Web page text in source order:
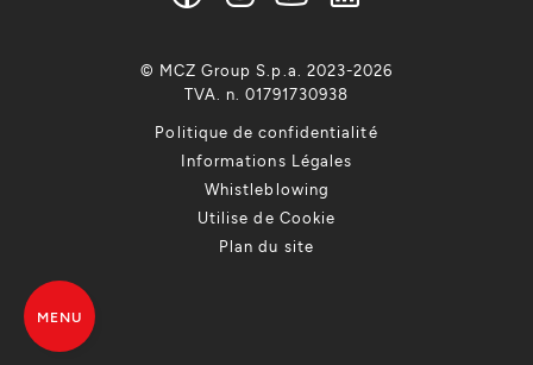
Politique de confidentialité
Informations Légales
Whistleblowing
Utilise de Cookie
Plan du site
© MCZ Group S.p.a. 2023-2026
TVA. n. 01791730938
MENU